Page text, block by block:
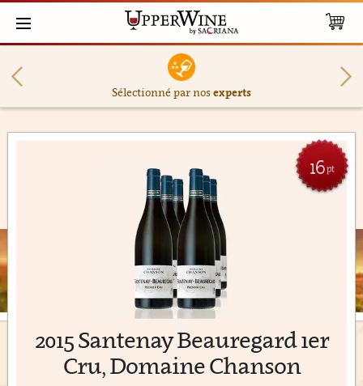
Sélectionné par nosexperts
2015 Santenay Beauregard 1er
Cru, Domaine Chanson
16pt